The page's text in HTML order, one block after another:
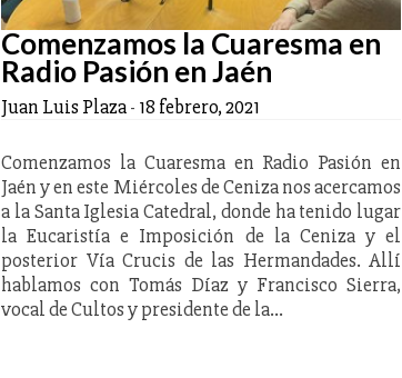
Comenzamos la Cuaresma en
Radio Pasión en Jaén
Juan Luis Plaza- 18 febrero, 2021
Comenzamos la Cuaresma en Radio Pasión en
Jaén y en este Miércoles de Ceniza nos acercamos
a la Santa Iglesia Catedral, donde ha tenido lugar
la Eucaristía e Imposición de la Ceniza y el
posterior Vía Crucis de las Hermandades. Allí
hablamos con Tomás Díaz y Francisco Sierra,
vocal de Cultos y presidente de la…